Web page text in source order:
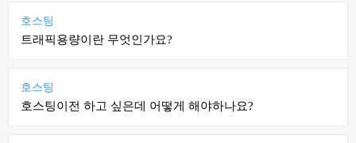
호스팅
트래픽용량이란 무엇인가요?
호스팅
호스팅이전 하고 싶은데 어떻게 해야하나요?